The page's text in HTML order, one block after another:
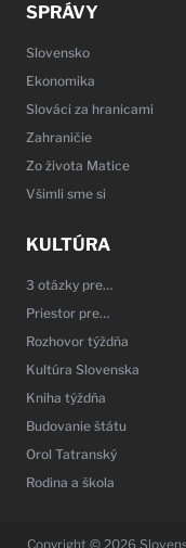
SPRÁVY
Slovensko
Ekonomika
Slováci za hranicami
Zahraničie
Zo života Matice
Všimli sme si
KULTÚRA
3 otázky pre…
Priestor pre…
Rozhovor týždňa
Kultúra Slovenska
Kniha týždňa
Budovanie štátu
Orol Tatranský
Rodina a škola
Copyright © 2026